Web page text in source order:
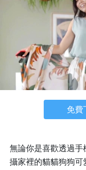
免費
無論你是喜歡透過
攝家裡的貓貓狗狗